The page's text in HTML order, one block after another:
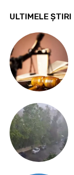
ULTIMELE ȘTIRI